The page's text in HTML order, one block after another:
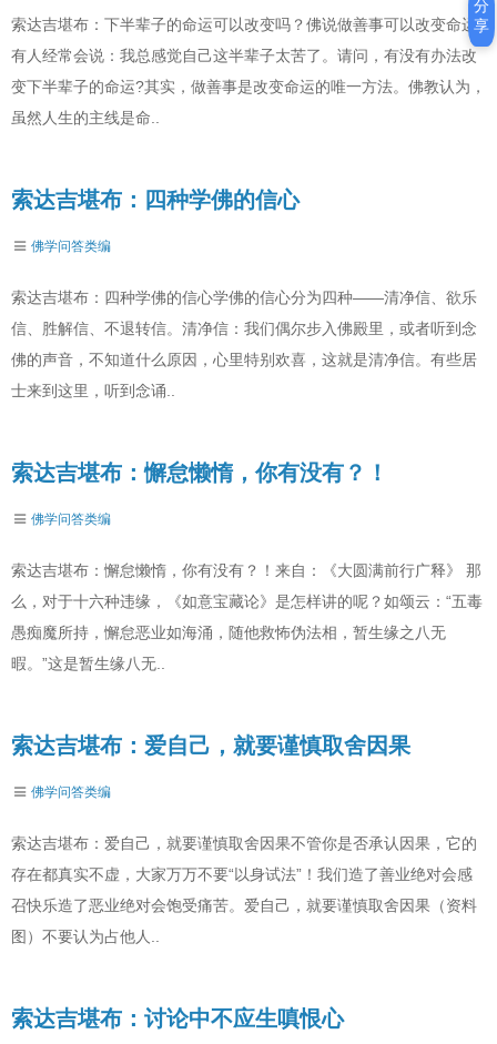
索达吉堪布：下半辈子的命运可以改变吗？佛说做善事可以改变命运
有人经常会说：我总感觉自己这半辈子太苦了。请问，有没有办法改
变下半辈子的命运?其实，做善事是改变命运的唯一方法。佛教认为，
虽然人生的主线是命..
索达吉堪布：四种学佛的信心
佛学问答类编
索达吉堪布：四种学佛的信心学佛的信心分为四种——清净信、欲乐
信、胜解信、不退转信。清净信：我们偶尔步入佛殿里，或者听到念
佛的声音，不知道什么原因，心里特别欢喜，这就是清净信。有些居
士来到这里，听到念诵..
索达吉堪布：懈怠懒惰，你有没有？！
佛学问答类编
索达吉堪布：懈怠懒惰，你有没有？！来自：《大圆满前行广释》 那
么，对于十六种违缘，《如意宝藏论》是怎样讲的呢？如颂云：“五毒
愚痴魔所持，懈怠恶业如海涌，随他救怖伪法相，暂生缘之八无
暇。”这是暂生缘八无..
索达吉堪布：爱自己，就要谨慎取舍因果
佛学问答类编
索达吉堪布：爱自己，就要谨慎取舍因果不管你是否承认因果，它的
存在都真实不虚，大家万万不要“以身试法”！我们造了善业绝对会感
召快乐造了恶业绝对会饱受痛苦。爱自己，就要谨慎取舍因果（资料
图）不要认为占他人..
索达吉堪布：讨论中不应生嗔恨心
分
享